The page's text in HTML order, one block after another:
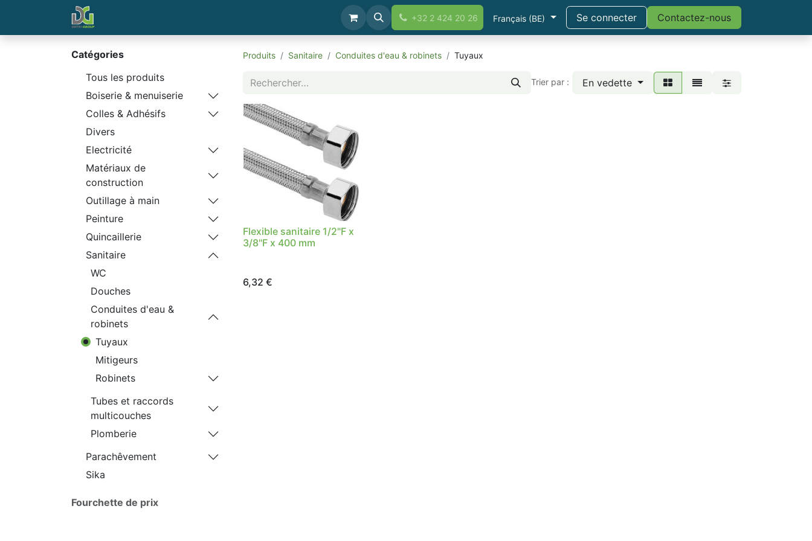
+32 2 424 20 26 Français (BE) Se connecter Contactez-nous
Catégories
Tous les produits
Boiserie & menuiserie
Colles & Adhésifs
Divers
Electricité
Matériaux de
construction
Outillage à main
Peinture
Quincaillerie
Sanitaire
WC
Douches
Conduites d'eau &
robinets
Tuyaux
Mitigeurs
Robinets
Tubes et raccords
multicouches
Plomberie
Parachêvement
Sika
Fourchette de prix
Produits Sanitaire Conduites d'eau & robinets Tuyaux
Trier par : En vedette
Flexible sanitaire 1/2"F x
3/8"F x 400 mm
6,32 €